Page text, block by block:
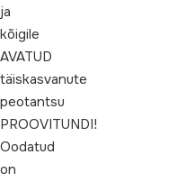
ja
kõigile
AVATUD
täiskasvanute
peotantsu
PROOVITUNDI!
Oodatud
on